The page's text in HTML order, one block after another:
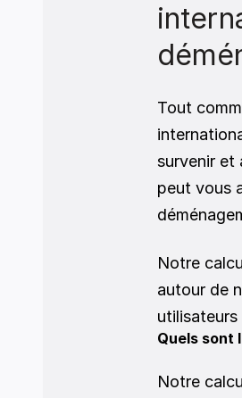
Tout
survenir et
peut vous
Notre
autour de
Quels sont
Notre